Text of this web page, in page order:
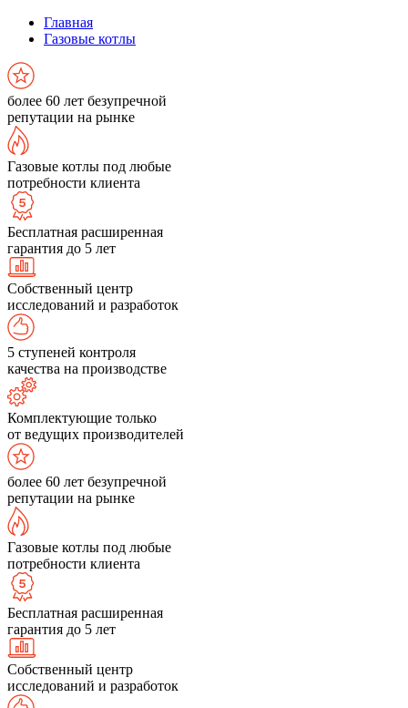
Главная
Газовые котлы
более 60 лет безупречной
репутации на рынке
Газовые котлы под любые
потребности клиента
Бесплатная расширенная
гарантия до 5 лет
Собственный центр
исследований и разработок
5 ступеней контроля
качества на производстве
Комплектующие только
от ведущих производителей
более 60 лет безупречной
репутации на рынке
Газовые котлы под любые
потребности клиента
Бесплатная расширенная
гарантия до 5 лет
Собственный центр
исследований и разработок